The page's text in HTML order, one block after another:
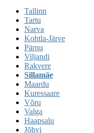
Tallinn
Tartu
Narva
Kohtla-Järve
Pärnu
Viljandi
Rakvere
Sillamäe
Maardu
Kuressaare
Võru
Valga
Haapsalu
Jõhvi